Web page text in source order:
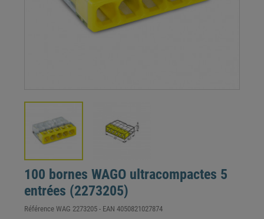
100 bornes WAGO ultracompactes 5
entrées (2273205)
Référence WAG 2273205 - EAN 4050821027874